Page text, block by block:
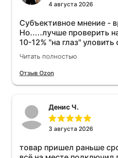
4 августа 2026
Субъективное мнение -
Но.....лучше проверить
10-12% "на глаз"
Покатаюсь, потом
будет 😁.
Читать полностью
Отзыв Ozon
Денис Ч.
3 августа 2026
товар пришел раньше